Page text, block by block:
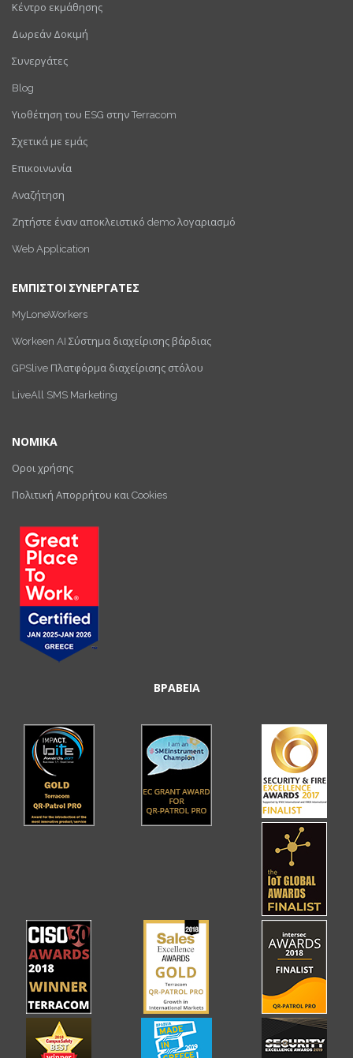
Κέντρο εκμάθησης
Δωρεάν Δοκιμή
Συνεργάτες
Blog
Υιοθέτηση του ESG στην Terracom
Σχετικά με εμάς
Επικοινωνία
Αναζήτηση
Ζητήστε έναν αποκλειστικό demo λογαριασμό
Web Application
ΕΜΠΙΣΤΟΙ ΣΥΝΕΡΓΑΤΕΣ
MyLoneWorkers
Workeen AI Σύστημα διαχείρισης βάρδιας
GPSlive Πλατφόρμα διαχείρισης στόλου
LiveAll SMS Marketing
ΝΟΜΙΚΑ
Οροι χρήσης
Πολιτική Απορρήτου και Cookies
ΒΡΑΒΕΙΑ